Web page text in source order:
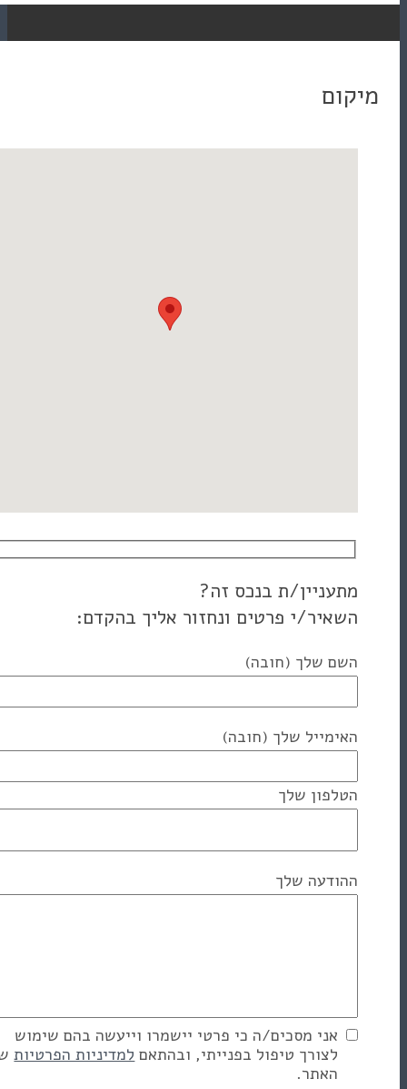
ת בנכס זה?
י פרטים ונחזור אליך בהקדם:
(חובה)
שלך (חובה)
מסכים/ה כי פרטי יישמרו וייעשה בהם שימוש
טיפול בפנייתי, ובהתאםלמדיניות הפרטיותשל